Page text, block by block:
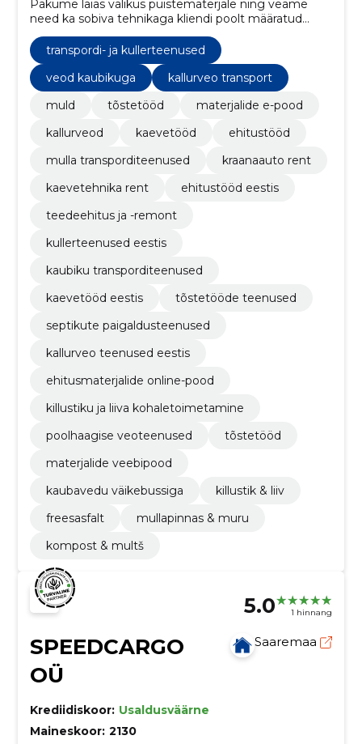
Pakume laias valikus puistematerjale ning veame
need ka sobiva tehnikaga kliendi poolt määratud
asukohta. Meie tehnikat saab rentida ning oleme
Sulle abiks kaeve-ja ehitustöödel.
transpordi- ja kullerteenused
veod kaubikuga
kallurveo transport
muld
tõstetööd
materjalide e-pood
kallurveod
kaevetööd
ehitustööd
mulla transporditeenused
kraanaauto rent
kaevetehnika rent
ehitustööd eestis
teedeehitus ja -remont
kullerteenused eestis
kaubiku transporditeenused
kaevetööd eestis
tõstetööde teenused
septikute paigaldusteenused
kallurveo teenused eestis
ehitusmaterjalide online-pood
killustiku ja liiva kohaletoimetamine
poolhaagise veoteenused
tõstetööd
materjalide veebipood
kaubavedu väikebussiga
killustik & liiv
freesasfalt
mullapinnas & muru
kompost & multš
5.0 1 hinnang
SPEEDCARGO
OÜ
Saaremaa
Krediidiskoor: Usaldusväärne
Maineskoor: 2130